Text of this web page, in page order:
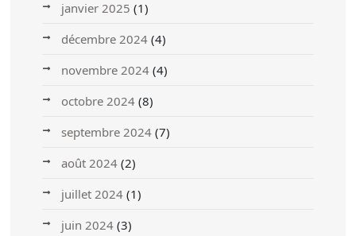
janvier 2025 (1)
décembre 2024 (4)
novembre 2024 (4)
octobre 2024 (8)
septembre 2024 (7)
août 2024 (2)
juillet 2024 (1)
juin 2024 (3)